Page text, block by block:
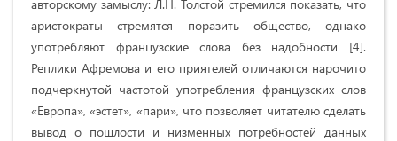
авторскому замыслу: Л.Н. Толстой стремился показать, что
аристократы стремятся поразить общество, однако
употребляют французские слова без надобности [4].
Реплики Афремова и его приятелей отличаются нарочито
подчеркнутой частотой употребления французских слов
«Европа», «эстет», «пари», что позволяет читателю сделать
вывод о пошлости и низменных потребностей данных